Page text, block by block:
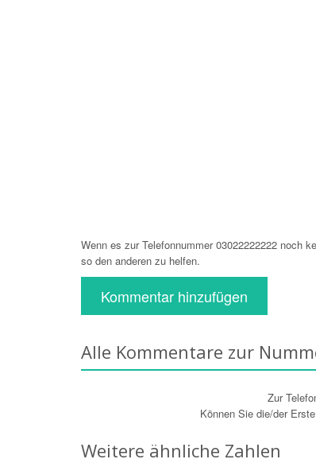
Wenn es zur Telefonnummer 03022222222 noch
so den anderen zu helfen.
Kommentar hinzufügen
Alle Kommentare zur
Zur
Können Sie die/der
Weitere ähnliche Zahlen